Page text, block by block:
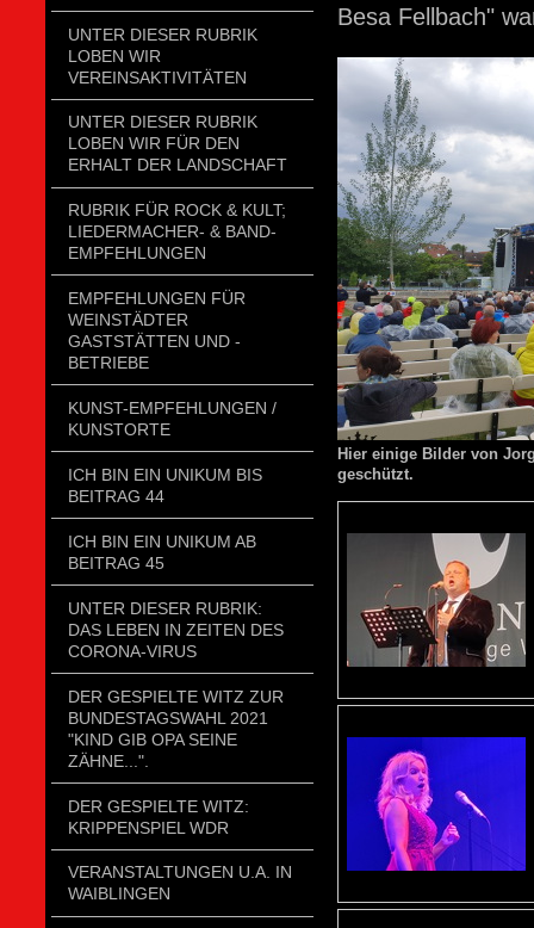
UNTER DIESER RUBRIK
LOBEN WIR
VEREINSAKTIVITÄTEN
UNTER DIESER RUBRIK
LOBEN WIR FÜR DEN
ERHALT DER LANDSCHAFT
RUBRIK FÜR ROCK & KULT;
LIEDERMACHER- & BAND-
EMPFEHLUNGEN
EMPFEHLUNGEN FÜR
WEINSTÄDTER
GASTSTÄTTEN UND -
BETRIEBE
KUNST-EMPFEHLUNGEN /
KUNSTORTE
ICH BIN EIN UNIKUM BIS
BEITRAG 44
ICH BIN EIN UNIKUM AB
BEITRAG 45
UNTER DIESER RUBRIK:
DAS LEBEN IN ZEITEN DES
CORONA-VIRUS
DER GESPIELTE WITZ ZUR
BUNDESTAGSWAHL 2021
"KIND GIB OPA SEINE
ZÄHNE...".
DER GESPIELTE WITZ:
KRIPPENSPIEL WDR
VERANSTALTUNGEN U.A. IN
WAIBLINGEN
Besa Fellbach"
Hier einige Bilder von
geschützt.